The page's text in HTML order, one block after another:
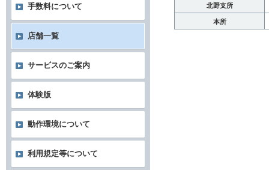
北野支所
本所
手数料について
店舗一覧
サービスのご案内
体験版
動作環境について
利用規定等について